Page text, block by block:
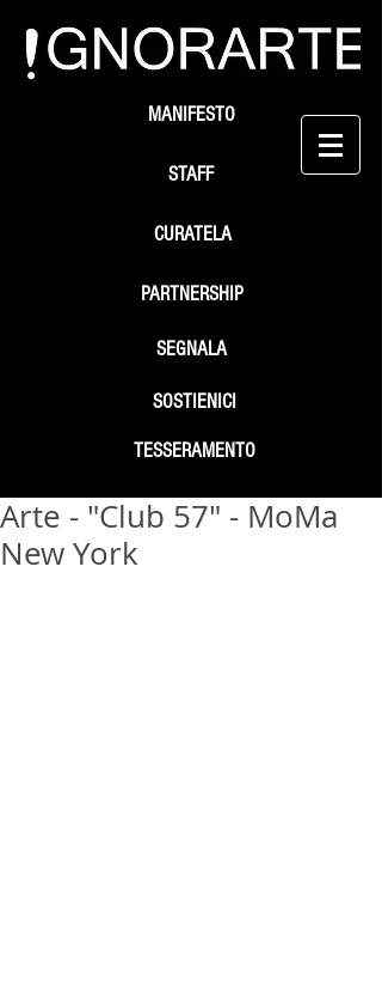
STAFF
SEGNALA
SOSTIENICI
MANIFESTO
PARTNERSHIP
TESSERAMENTO
CURATELA
Arte - "Club 57" - MoMa
New York